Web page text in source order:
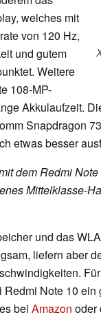
welches mit
von 120 Hz,
und gutem
Weitere
108-MP-
Akkulaufzeit.
Snapdragon
etwas besser
dem Redmi
Mittelklasse-
und das
liefern aber
Note 10 ein
bei Amazon oder